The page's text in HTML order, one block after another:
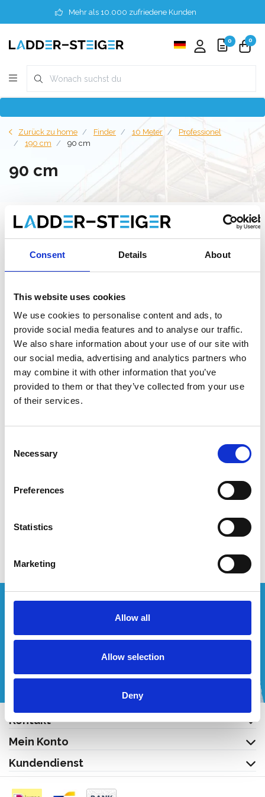
Consent Details About
This website uses cookies
We use cookies to personalise content and ads, to
provide social media features and to analyse our traffic.
We also share information about your use of our site with
our social media, advertising and analytics partners who
may combine it with other information that you’ve
provided to them or that they’ve collected from your use
of their services.
Selection
Necessary
Preferences
Statistics
Marketing
Allow all
Allow selection
Deny
Mehr als 10.000 zufriedene Kunden
0 0
Zurück zu home Finder 10 Meter
Professionel
190 cm
90 cm
90 cm
Filter
Original 90x190
€2.689,00
Produkt anzeigen
ASC Rollgerüst AGS Pro
doppelseitig 90 x 190 x
€5.342,47
Produkt anzeigen
Wünschen Sie ein individuelles Angebot?
Kontakt
Mein Konto
Kundendienst